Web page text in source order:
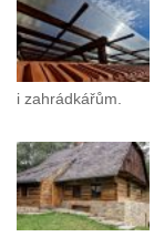
i zahrádkářům.